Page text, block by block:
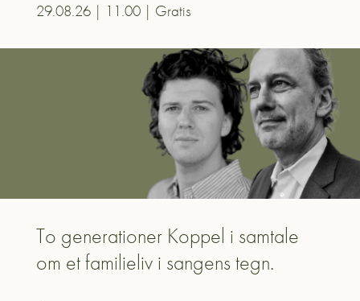
29.08.26 | 11.00 | Gratis
To generationer Koppel i samtale
om et familieliv i sangens tegn.